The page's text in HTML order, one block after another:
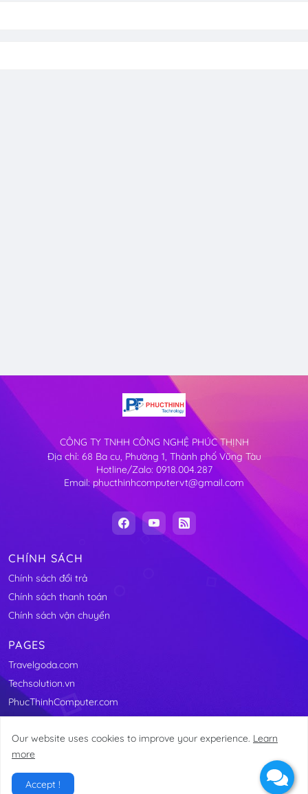
CÔNG TY TNHH CÔNG NGHỆ PHÚC THỊNH
Địa chỉ: 68 Ba cu, Phường 1, Thành phố Vũng Tàu
Hotline/Zalo: 0918.004.287
Email: phucthinhcomputervt@gmail.com
CHÍNH SÁCH
Chính sách đổi trả
Chính sách thanh toán
Chính sách vận chuyển
PAGES
Travelgoda.com
Techsolution.vn
PhucThinhComputer.com
Our website uses cookies to improve your experience. Learn
more
Accept !